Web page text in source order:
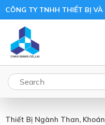
Thiết Bị Ngành Than,